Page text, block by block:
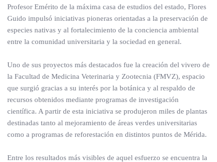
Profesor Emérito de la máxima casa de estudios del estado, Flores
Guido impulsó iniciativas pioneras orientadas a la preservación de
especies nativas y al fortalecimiento de la conciencia ambiental
entre la comunidad universitaria y la sociedad en general.
Uno de sus proyectos más destacados fue la creación del vivero de
la Facultad de Medicina Veterinaria y Zootecnia (FMVZ), espacio
que surgió gracias a su interés por la botánica y al respaldo de
recursos obtenidos mediante programas de investigación
científica. A partir de esta iniciativa se produjeron miles de plantas
destinadas tanto al mejoramiento de áreas verdes universitarias
como a programas de reforestación en distintos puntos de Mérida.
Entre los resultados más visibles de aquel esfuerzo se encuentra la